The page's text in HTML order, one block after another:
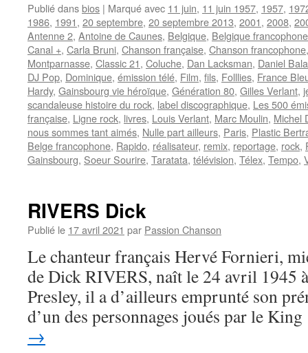
Publié dansbios | Marqué avec 11 juin, 11 juin 1957, 1957,
1986, 1991, 20 septembre, 20 septembre 2013, 2001, 2008,
Antenne 2, Antoine de Caunes, Belgique, Belgique francophone
Canal +, Carla Bruni, Chanson française, Chanson francophone
Montparnasse, Classic 21, Coluche, Dan Lacksman, Daniel
DJ Pop, Dominique, émission télé, Film, fils, Folllies, France
Hardy, Gainsbourg vie héroïque, Génération 80, Gilles Verlant,
scandaleuse histoire du rock, label discographique, Les 500
française, Ligne rock, livres, Louis Verlant, Marc Moulin, Michel
nous sommes tant aimés, Nulle part ailleurs, Paris, Plastic
Belge francophone, Rapido, réalisateur, remix, reportage, rock,
Gainsbourg, Soeur Sourire, Taratata, télévision, Télex, Tempo,
RIVERS Dick
Publié le 17 avril 2021 par Passion Chanson
Le chanteur français Hervé Fornieri,
de Dick RIVERS, naît le 24 avril 1945
Presley, il a d’ailleurs emprunté son
d’un des personnages joués par le
→